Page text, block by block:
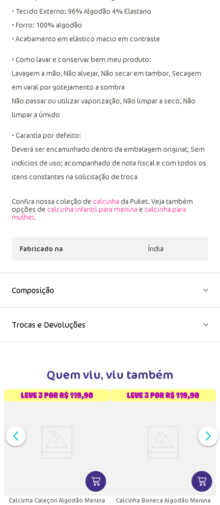
• Tecido Externo: 96% Algodão 4% Elastano
• Forro: 100% algodão
• Acabamento em elástico macio em contraste
• Como lavar e conservar bem meu produto:
Lavagem a mão, Não alvejar, Não secar em tambor, Secagem
em varal por gotejamento a sombra
Não passar ou utilizar vaporização, Não limpar a seco, Não
limpar a úmido
• Garantia por defeito:
Deverá ser encaminhado dentro da embalagem original; Sem
indícios de uso; acompanhado de nota fiscal e com todos os
itens constantes na solicitação de troca
Confira nossa coleção de calcinha da Puket. Veja também
opções de calcinha infantil para menina e calcinha para
mulher.
Fabricado na Índia
Composição
Trocas e Devoluções
Quem viu, viu também
INFORMAÇÕES DO PRODUTOVER MAIS INFORMAÇÕES DO
Calcinha Caleçon Algodão Menina
VER
Calcinha Boneca Algodão Menina